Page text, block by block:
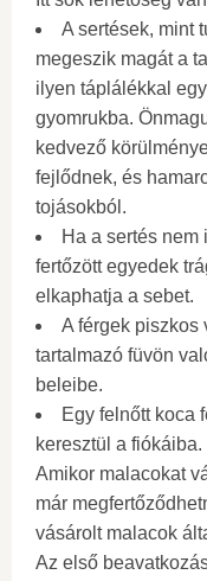
A sertések, mint
megeszik magát a
ilyen táplálékkal
gyomrukba.
kedvező
fejlődnek, és
tojásokból.
Ha a sertés nem
fertőzött egyedek
elkaphatja a sebet.
A férgek piszkos
tartalmazó füvön
beleibe.
Egy felnőtt koca
keresztül a fiókáiba.
Amikor malacokat
már
vásárolt malacok
Az első